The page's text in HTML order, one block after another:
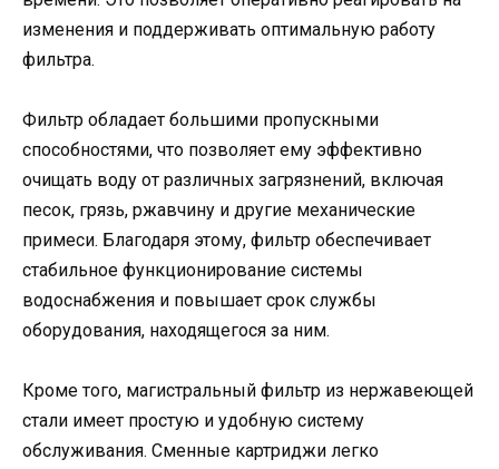
изменения и поддерживать оптимальную работу
фильтра.
Фильтр обладает большими пропускными
способностями, что позволяет ему эффективно
очищать воду от различных загрязнений, включая
песок, грязь, ржавчину и другие механические
примеси. Благодаря этому, фильтр обеспечивает
стабильное функционирование системы
водоснабжения и повышает срок службы
оборудования, находящегося за ним.
Кроме того, магистральный фильтр из нержавеющей
стали имеет простую и удобную систему
обслуживания. Сменные картриджи легко